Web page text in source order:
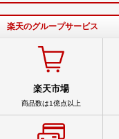
楽天のグループサービス
楽天市場
商品数は1億点以上